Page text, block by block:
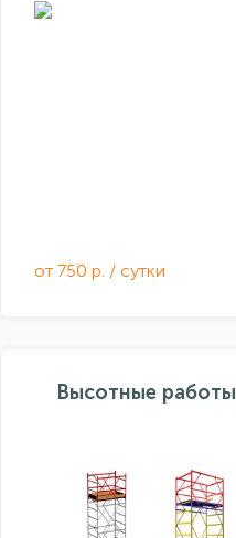
от 750 р. / сутки
Высотные работы